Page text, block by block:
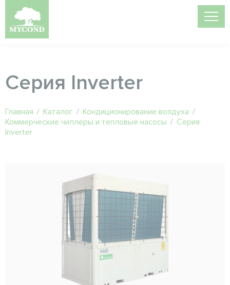
Серия Inverter
Главная / Каталог / Кондиционирование воздуха /
Коммерческие чиллеры и тепловые насосы / Серия
Inverter